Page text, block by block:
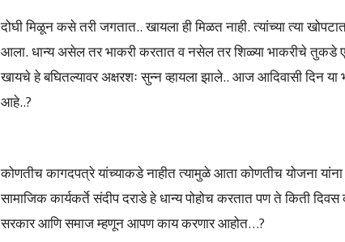
दोघी मिळून कसे तरी जगतात.. खायला ही मिळत नाही. त्यांच्या त्या
आला. धान्य असेल तर भाकरी करतात व नसेल तर शिळ्या भाकरीचे
खायचे हे बघितल्यावर अक्षरशः सुन्न व्हायला झाले.. आज आदिवासी दिन या
आहे..?
कोणतीच कागदपत्रे यांच्याकडे नाहीत त्यामुळे आता कोणतीच योजना
सामाजिक कार्यकर्ते संदीप दराडे हे धान्य पोहोच करतात पण ते किती
सरकार आणि समाज म्हणून आपण काय करणार आहोत…?